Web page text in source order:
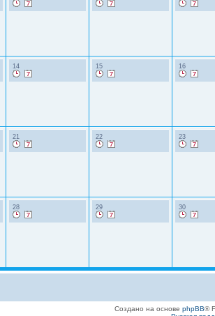
14 15 16
21 22 23
28 29 30
Создано на основе phpBB®